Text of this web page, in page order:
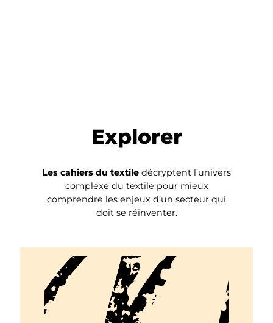
Explorer
Les cahiers du textile décryptent l’univers
complexe du textile pour mieux
comprendre les enjeux d’un secteur qui
doit se réinventer.